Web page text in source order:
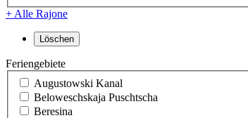
+ Alle Rajone
Feriengebiete
Augustowski Kanal
Beloweschskaja Puschtscha
Beresina